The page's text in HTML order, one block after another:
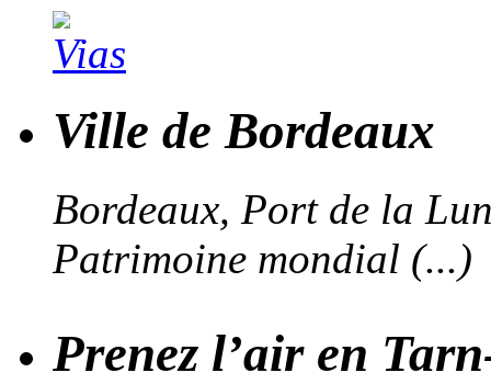
Ville de Bordeaux
Bordeaux, Port de la
Patrimoine mondial (...)
Prenez l’air en